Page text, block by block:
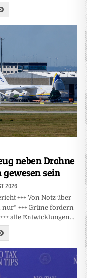
neben Drohne
sein
2026
+++ Von Notz über
+++ Grüne fordern
alle Entwicklungen…